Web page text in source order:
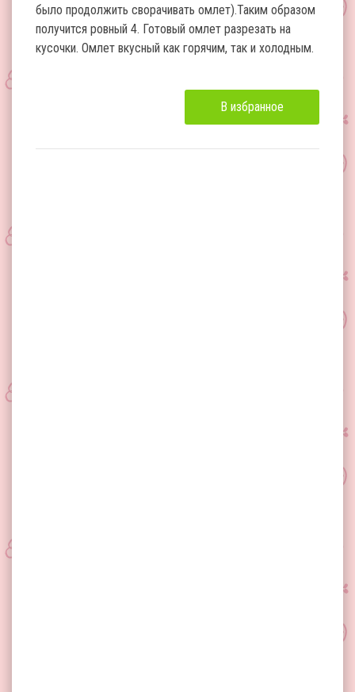
было продолжить сворачивать омлет).Таким образом
получится ровный 4. Готовый омлет разрезать на
кусочки. Омлет вкусный как горячим, так и холодным.
В избранное